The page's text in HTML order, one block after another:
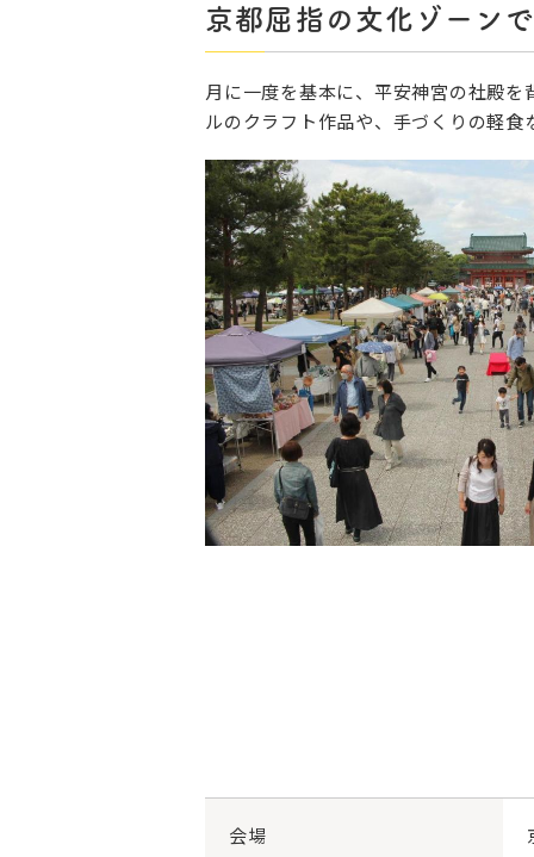
京都屈指の文化ゾーン
月に一度を基本に、平安神宮の社殿
ルのクラフト作品や、手づくりの軽食
会場